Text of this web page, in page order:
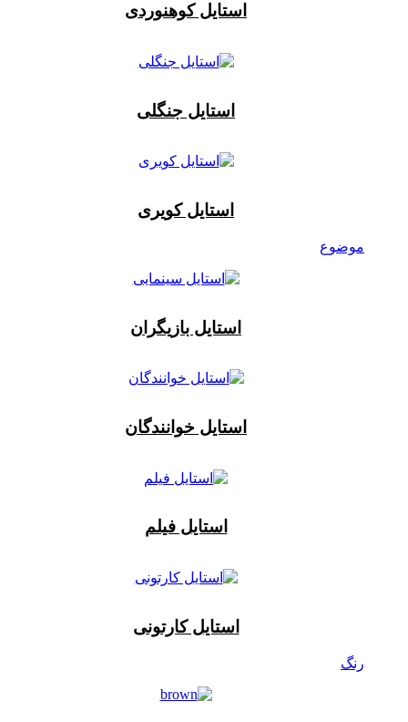
استایل کوهنوردی
استایل جنگلی
استایل کویری
موضوع
استایل بازیگران
استایل خوانندگان
استایل فیلم
استایل کارتونی
رنگ